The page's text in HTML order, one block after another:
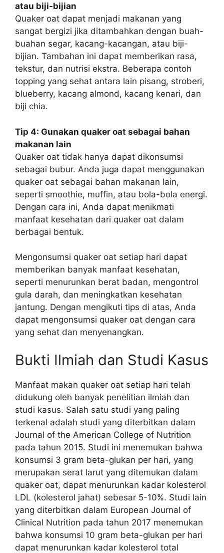
atau biji-bijian
Quaker oat dapat menjadi makanan yang
sangat bergizi jika ditambahkan dengan buah-
buahan segar, kacang-kacangan, atau biji-
bijian. Tambahan ini dapat memberikan rasa,
tekstur, dan nutrisi ekstra. Beberapa contoh
topping yang sehat antara lain pisang, stroberi,
blueberry, kacang almond, kacang kenari, dan
biji chia.
Tip 4: Gunakan quaker oat sebagai bahan
makanan lain
Quaker oat tidak hanya dapat dikonsumsi
sebagai bubur. Anda juga dapat menggunakan
quaker oat sebagai bahan makanan lain,
seperti smoothie, muffin, atau bola-bola energi.
Dengan cara ini, Anda dapat menikmati
manfaat kesehatan dari quaker oat dalam
berbagai bentuk.
Mengonsumsi quaker oat setiap hari dapat
memberikan banyak manfaat kesehatan,
seperti menurunkan berat badan, mengontrol
gula darah, dan meningkatkan kesehatan
jantung. Dengan mengikuti tips di atas, Anda
dapat mengonsumsi quaker oat dengan cara
yang sehat dan menyenangkan.
Bukti Ilmiah dan Studi Kasus
Manfaat makan quaker oat setiap hari telah
didukung oleh banyak penelitian ilmiah dan
studi kasus. Salah satu studi yang paling
terkenal adalah studi yang diterbitkan dalam
Journal of the American College of Nutrition
pada tahun 2015. Studi ini menemukan bahwa
konsumsi 3 gram beta-glukan per hari, yang
merupakan serat larut yang ditemukan dalam
quaker oat, dapat menurunkan kadar kolesterol
LDL (kolesterol jahat) sebesar 5-10%. Studi lain
yang diterbitkan dalam European Journal of
Clinical Nutrition pada tahun 2017 menemukan
bahwa konsumsi 10 gram beta-glukan per hari
dapat menurunkan kadar kolesterol total